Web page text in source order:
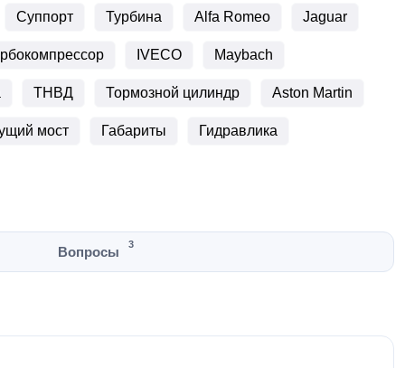
Суппорт Турбина Alfa Romeo Jaguar
IVECO Maybach
ТНВД Тормозной цилиндр Aston Martin
мост Габариты Гидравлика
Вопросы 3